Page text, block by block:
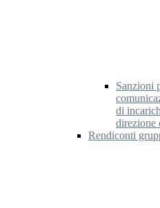
Sanzioni
di
direzione
Rendiconti